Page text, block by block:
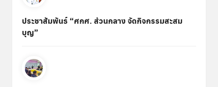
ประชาสัมพันธ์ “ศกศ. ส่วนกลาง จัดกิจกรรมสะสม
บุญ”